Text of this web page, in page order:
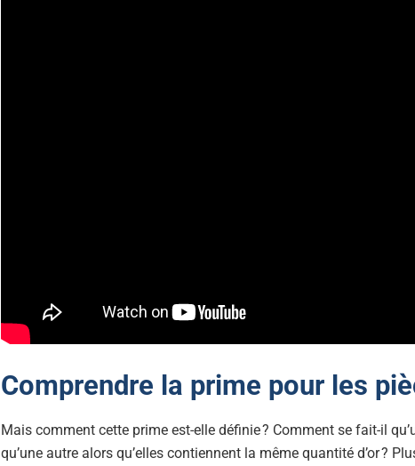
Comprendre la prime pour les
Mais comment cette prime est-elle définie ? Comment se fait-il
qu’une autre alors qu’elles contiennent la même quantité d’or ?